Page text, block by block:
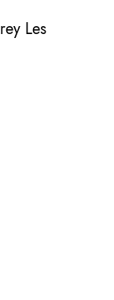
Les